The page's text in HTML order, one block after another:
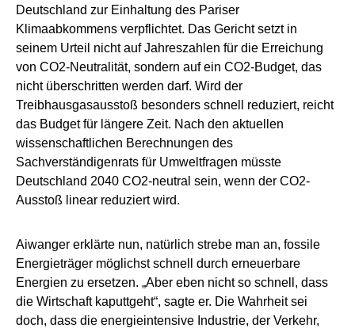
Deutschland zur Einhaltung des Pariser
Klimaabkommens verpflichtet. Das Gericht setzt in
seinem Urteil nicht auf Jahreszahlen für die Erreichung
von CO2-Neutralität, sondern auf ein CO2-Budget, das
nicht überschritten werden darf. Wird der
Treibhausgasausstoß besonders schnell reduziert, reicht
das Budget für längere Zeit. Nach den aktuellen
wissenschaftlichen Berechnungen des
Sachverständigenrats für Umweltfragen müsste
Deutschland 2040 CO2-neutral sein, wenn der CO2-
Ausstoß linear reduziert wird.
Aiwanger erklärte nun, natürlich strebe man an, fossile
Energieträger möglichst schnell durch erneuerbare
Energien zu ersetzen. „Aber eben nicht so schnell, dass
die Wirtschaft kaputtgeht“, sagte er. Die Wahrheit sei
doch, dass die energieintensive Industrie, der Verkehr,